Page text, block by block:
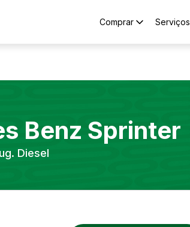
Comprar Serviços
Benz Sprinter
Diesel